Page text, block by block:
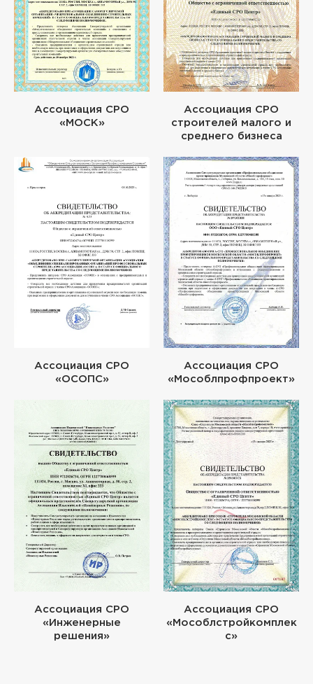
Ассоциация СРО
«МОСК»
Ассоциация СРО
строителей малого и
среднего бизнеса
Ассоциация СРО
«ОСОПС»
Ассоциация СРО
«Мособлпрофпроект»
Ассоциация СРО
«Инженерные
решения»
Ассоциация СРО
«Мособлстройкомплек
с»